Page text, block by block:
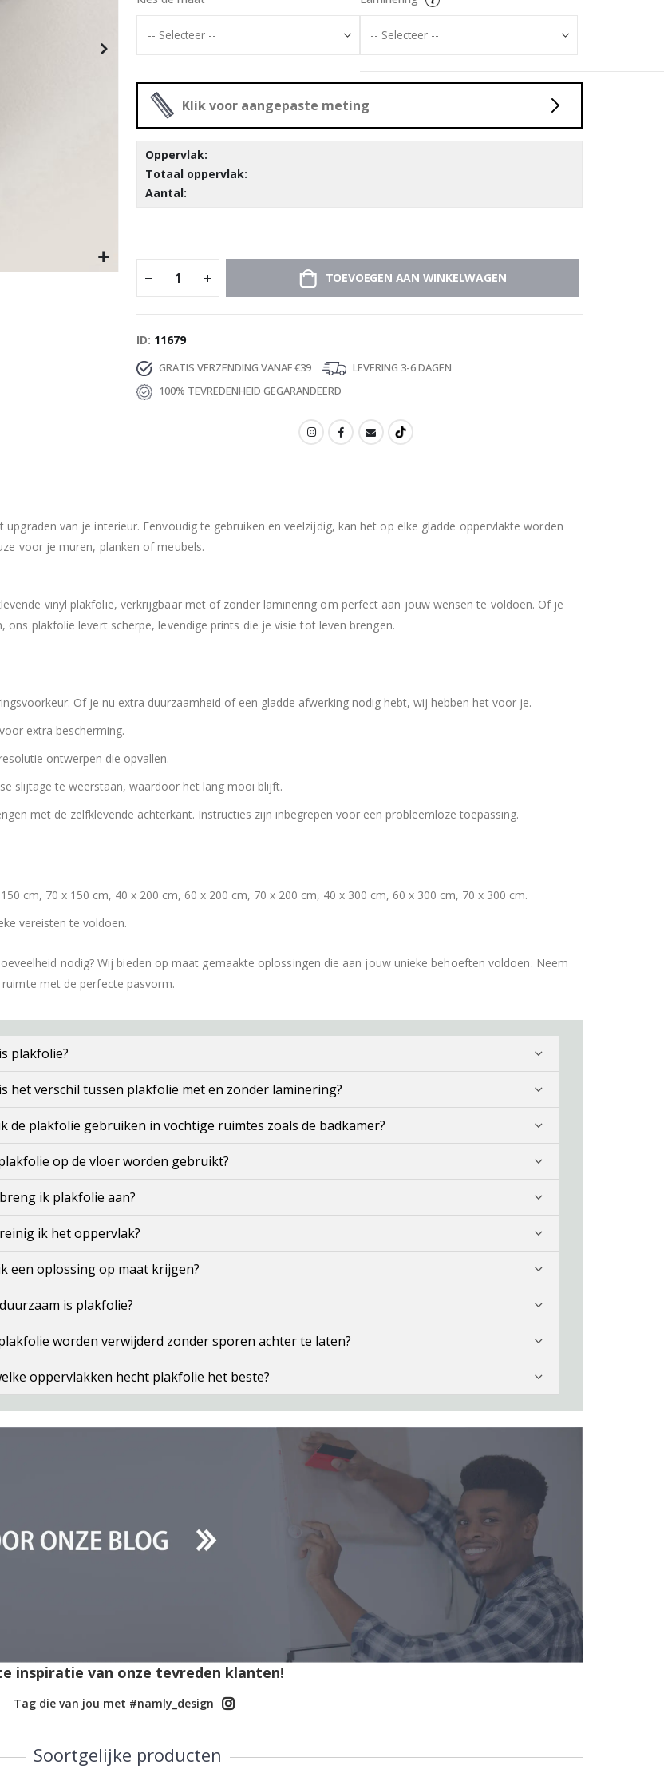
Klik voor aangepaste meting
Oppervlak:
Totaal oppervlak:
Aantal:
TOEVOEGEN AAN WINKELWAGEN
ID 11679
GRATIS VERZENDING VANAF €39
LEVERING 3-6 DAGEN
100% TEVREDENHEID GEGARANDEERD
van je interieur. Eenvoudig te gebruiken en veelzijdig, kan het op elke gladde oppervlakte worden
voor je muren, planken of meubels.
vinyl plakfolie, verkrijgbaar met of zonder laminering om perfect aan jouw wensen te voldoen. Of je
plakfolie levert scherpe, levendige prints die je visie tot leven brengen.
Of je nu extra duurzaamheid of een gladde afwerking nodig hebt, wij hebben het voor je.
extra bescherming.
ontwerpen die opvallen.
slijtage te weerstaan, waardoor het lang mooi blijft.
met de zelfklevende achterkant. Instructies zijn inbegrepen voor een probleemloze toepassing.
cm, 70 x 150 cm, 40 x 200 cm, 60 x 200 cm, 70 x 200 cm, 40 x 300 cm, 60 x 300 cm, 70 x 300 cm.
vereisten te voldoen.
nodig? Wij bieden op maat gemaakte oplossingen die aan jouw unieke behoeften voldoen. Neem
met de perfecte pasvorm.
plakfolie?
het verschil tussen plakfolie met en zonder laminering?
de plakfolie gebruiken in vochtige ruimtes zoals de badkamer?
op de vloer worden gebruikt?
ik plakfolie aan?
ik het oppervlak?
een oplossing op maat krijgen?
is plakfolie?
worden verwijderd zonder sporen achter te laten?
oppervlakken hecht plakfolie het beste?
inspiratie van onze tevreden klanten!
Tag die van jou met #namly_design
Soortgelijke producten